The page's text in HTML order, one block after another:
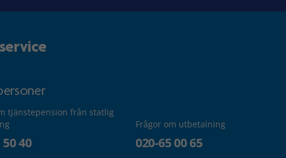
tjänstepension från statlig
40
Frågor om utbetalning
020-65 00 65